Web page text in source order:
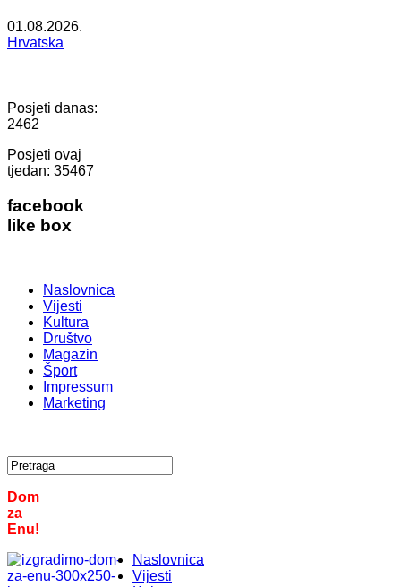
01.08.2026.
Hrvatska
Posjeti danas:
2462
Posjeti ovaj
tjedan: 35467
facebook
like box
Naslovnica
Vijesti
Kultura
Društvo
Magazin
Šport
Impressum
Marketing
Dom
za
Enu!
Naslovnica
Vijesti